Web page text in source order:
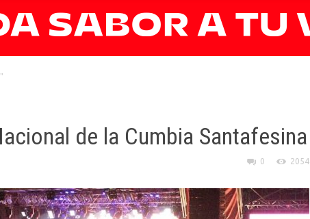
de la Cumbia Santafesina
0 2054